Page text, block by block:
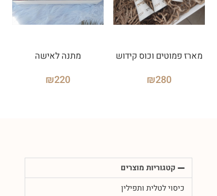
מארז פמוטים וכוס קידוש
₪280
מתנה לאישה
₪220
קטגוריות מוצרים
כיסוי לטלית ותפילין